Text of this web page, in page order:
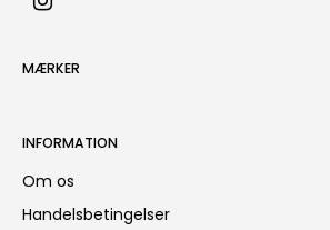
MÆRKER
INFORMATION
Om os
Handelsbetingelser